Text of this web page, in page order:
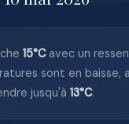
15°Cavec un
sont en baisse,
jusqu'à 13°C.